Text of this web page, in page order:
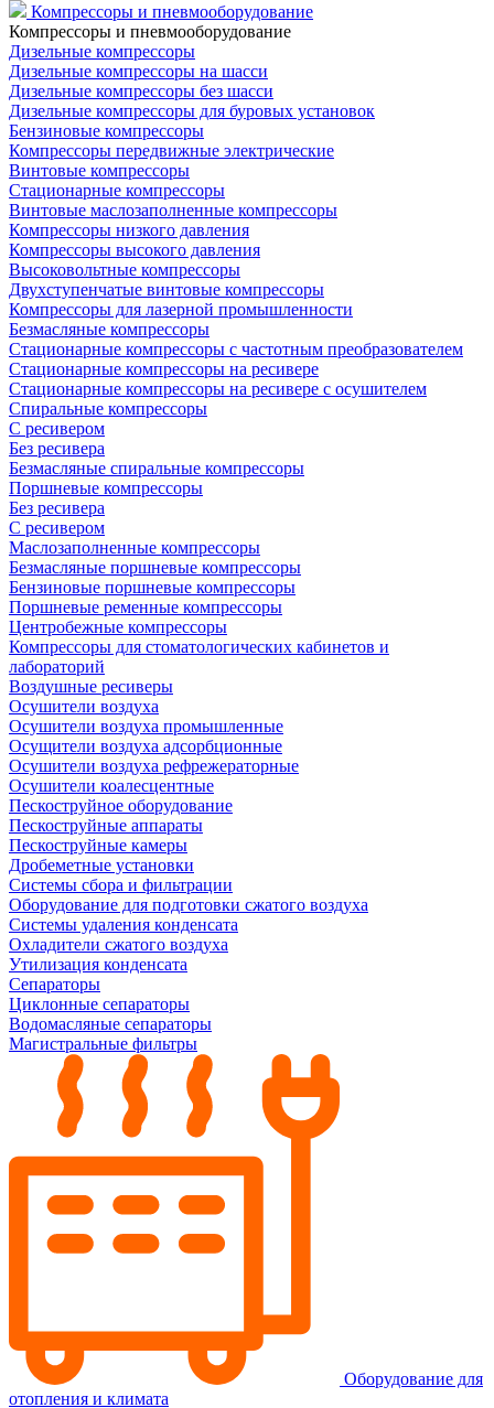
Компрессоры и пневмооборудование
Компрессоры и пневмооборудование
Дизельные компрессоры
Дизельные компрессоры на шасси
Дизельные компрессоры без шасси
Дизельные компрессоры для буровых установок
Бензиновые компрессоры
Компрессоры передвижные электрические
Винтовые компрессоры
Стационарные компрессоры
Винтовые маслозаполненные компрессоры
Компрессоры низкого давления
Компрессоры высокого давления
Высоковольтные компрессоры
Двухступенчатые винтовые компрессоры
Компрессоры для лазерной промышленности
Безмасляные компрессоры
Стационарные компрессоры с частотным преобразователем
Стационарные компрессоры на ресивере
Стационарные компрессоры на ресивере с осушителем
Спиральные компрессоры
С ресивером
Без ресивера
Безмасляные спиральные компрессоры
Поршневые компрессоры
Без ресивера
С ресивером
Маслозаполненные компрессоры
Безмасляные поршневые компрессоры
Бензиновые поршневые компрессоры
Поршневые ременные компрессоры
Центробежные компрессоры
Компрессоры для стоматологических кабинетов и
лабораторий
Воздушные ресиверы
Осушители воздуха
Осушители воздуха промышленные
Осущители воздуха адсорбционные
Осушители воздуха рефрежераторные
Осушители коалесцентные
Пескоструйное оборудование
Пескоструйные аппараты
Пескоструйные камеры
Дробеметные установки
Системы сбора и фильтрации
Оборудование для подготовки сжатого воздуха
Системы удаления конденсата
Охладители сжатого воздуха
Утилизация конденсата
Сепараторы
Циклонные сепараторы
Водомасляные сепараторы
Магистральные фильтры
Оборудование для
отопления и климата